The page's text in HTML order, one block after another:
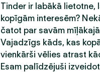
Tinder ir labākā lietotne,
kopīgām interesēm?
čatot par savām
Vajadzīgs kāds, kas
vienkārši vēlies atrast
Esam palīdzējuši